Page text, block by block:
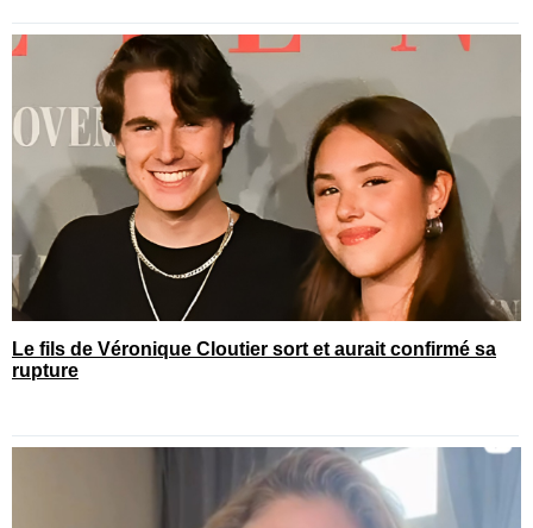
Le fils de Véronique Cloutier sort et aurait confirmé sa
rupture